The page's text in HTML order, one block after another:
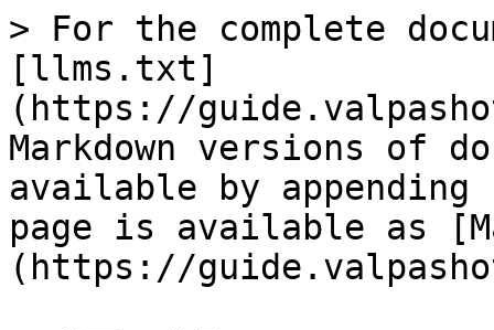
> For the complete
[llms.txt]
(https://
Markdown versions of
available by
page is available as
(https://